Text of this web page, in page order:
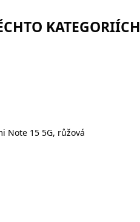
KATEGORIÍCH
Note 15 5G, růžová